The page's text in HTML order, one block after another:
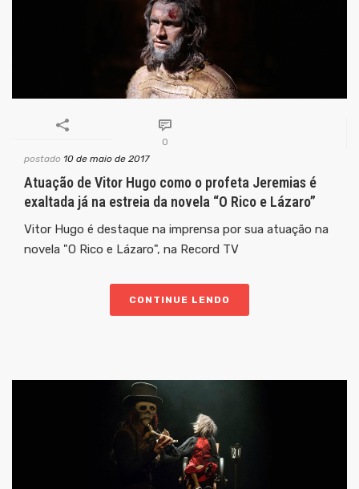
0
postado 10 de maio de 2017
Atuação de Vitor Hugo como o profeta Jeremias é
exaltada já na estreia da novela “O Rico e Lázaro”
Vitor Hugo é destaque na imprensa por sua atuação na
novela "O Rico e Lázaro", na Record TV
CONTINUE LENDO